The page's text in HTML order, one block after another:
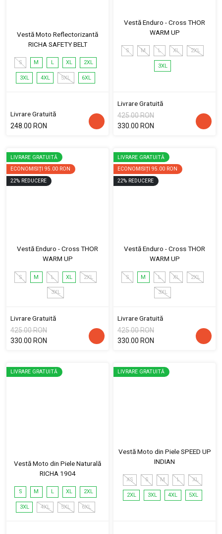
Vestă Moto Reflectorizantă
RICHA SAFETY BELT
S M L XL 2XL
3XL 4XL 5XL 6XL
Livrare Gratuită
248.00 RON
Vestă Enduro - Cross THOR
WARM UP
S M L XL 2XL
3XL
Livrare Gratuită
425.00 RON
330.00 RON
LIVRARE GRATUITĂ
ECONOMISIȚI 95.00 RON
22% REDUCERE
Vestă Enduro - Cross THOR
WARM UP
S M L XL 2XL
3XL
Livrare Gratuită
425.00 RON
330.00 RON
LIVRARE GRATUITĂ
ECONOMISIȚI 95.00 RON
22% REDUCERE
Vestă Enduro - Cross THOR
WARM UP
S M L XL 2XL
3XL
Livrare Gratuită
425.00 RON
330.00 RON
LIVRARE GRATUITĂ
Vestă Moto din Piele Naturală
RICHA 1904
S M L XL 2XL
3XL 4XL 5XL 6XL
LIVRARE GRATUITĂ
Vestă Moto din Piele SPEED UP
INDIAN
XS S M L XL
2XL 3XL 4XL 5XL